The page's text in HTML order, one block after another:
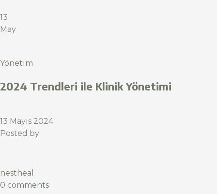
13
May
Yönetim
2024 Trendleri ile Klinik Yönetimi
13 Mayıs 2024
Posted by
nestheal
0 comments